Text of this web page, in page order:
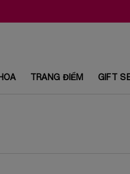
TRANG ĐIỂM GIFT